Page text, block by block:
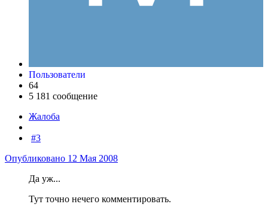
Пользователи
64
5 181 сообщение
Жалоба
#3
Опубликовано 12 Мая 2008
Да уж...
Тут точно нечего комментировать.